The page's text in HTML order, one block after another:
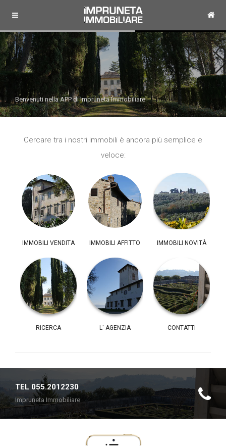
Benvenuti nella APP di Impruneta Immobiliare
Cercare tra i nostri immobili è ancora più semplice e
veloce:
IMMOBILI VENDITA IMMOBILI AFFITTO IMMOBILI NOVITÀ
RICERCA L' AGENZIA CONTATTI
TEL 055.2012230
Impruneta Immobiliare